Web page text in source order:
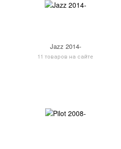
Jazz 2014-
11 товаров на сайте